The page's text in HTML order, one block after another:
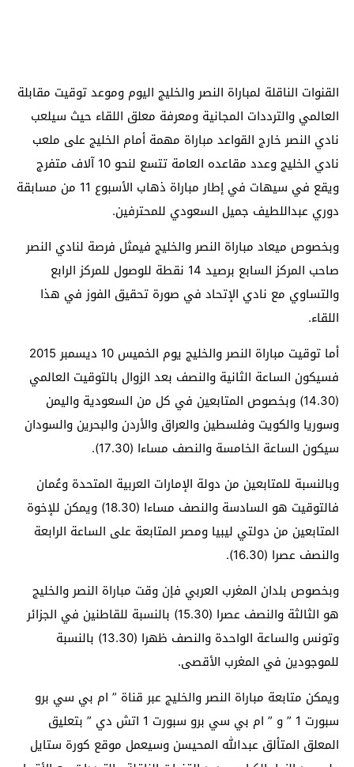
القنوات الناقلة لمباراة النصر والخليج اليوم وموعد توقيت مقابلة
العالمي والترددات المجانية ومعرفة معلق اللقاء حيث سيلعب
نادي النصر خارج القواعد مباراة مهمة أمام الخليج على ملعب
نادي الخليج وعدد مقاعده العامة تتسع لنحو 10 آلاف متفرج
ويقع في سيهات في إطار مباراة ذهاب الأسبوع 11 من مسابقة
دوري عبداللطيف جميل السعودي للمحترفين.
وبخصوص ميعاد مباراة النصر والخليج فيمثل فرصة لنادي النصر
صاحب المركز السابع برصيد 14 نقطة للوصول للمركز الرابع
والتساوي مع نادي الإتحاد في صورة تحقيق الفوز في هذا
اللقاء.
أما توقيت مباراة النصر والخليج يوم الخميس 10 ديسمبر 2015
فسيكون الساعة الثانية والنصف بعد الزوال بالتوقيت العالمي
(14.30) وبخصوص المتابعين في كل من السعودية واليمن
وسوريا والكويت وفلسطين والعراق والأردن والبحرين والسودان
سيكون الساعة الخامسة والنصف مساءا (17.30).
وبالنسبة للمتابعين من دولة الإمارات العربية المتحدة وعُمان
فالتوقيت هو السادسة والنصف مساءا (18.30) ويمكن للإخوة
المتابعين من دولتي ليبيا ومصر المتابعة على الساعة الرابعة
والنصف عصرا (16.30).
وبخصوص بلدان المغرب العربي فإن وقت مباراة النصر والخليج
هو الثالثة والنصف عصرا (15.30) بالنسبة للقاطنين في الجزائر
وتونس والساعة الواحدة والنصف ظهرا (13.30) بالنسبة
للموجودين في المغرب الأقصى.
ويمكن متابعة مباراة النصر والخليج عبر قناة ” ام بي سي برو
سبورت 1 ” و ” ام بي سي برو سبورت 1 اتش دي ” بتعليق
المعلق المتألق عبدالله المحيسن وسيعمل موقع كورة ستايل